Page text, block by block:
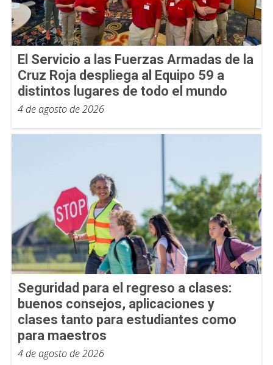
El Servicio a las Fuerzas Armadas de la
Cruz Roja despliega al Equipo 59 a
distintos lugares de todo el mundo
4 de agosto de 2026
Seguridad para el regreso a clases:
buenos consejos, aplicaciones y
clases tanto para estudiantes como
para maestros
4 de agosto de 2026